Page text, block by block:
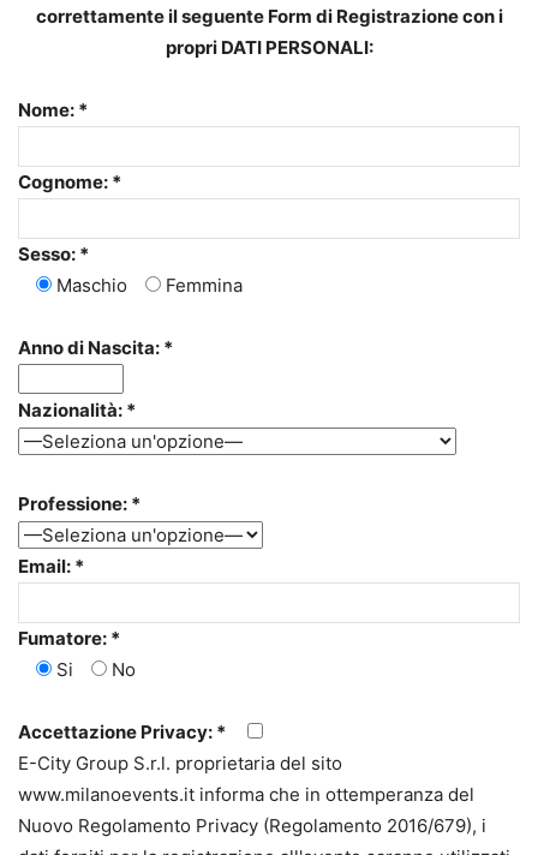
correttamente il seguente Form di Registrazione con i
propri DATI PERSONALI:
Nome: *
Cognome: *
Sesso: *
Maschio
Femmina
Anno di Nascita: *
Nazionalità: *
Professione: *
Email: *
Fumatore: *
Si
No
Accettazione Privacy: *
E-City Group S.r.l. proprietaria del sito
www.milanoevents.it informa che in ottemperanza del
Nuovo Regolamento Privacy (Regolamento 2016/679), i